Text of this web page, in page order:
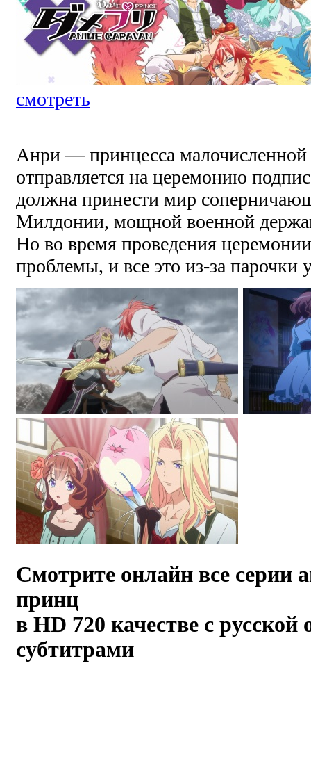
смотреть
Анри — принцесса
отправляется на церемонию
должна принести мир
Милдонии, мощной военной
Но во время проведения
проблемы, и все это из-за
Смотрите онлайн все серии
принц
в HD 720 качестве с русской
субтитрами